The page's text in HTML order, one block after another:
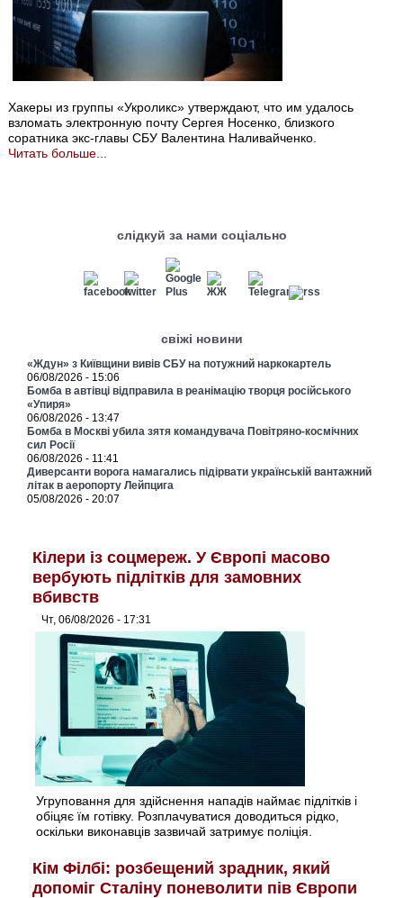
Хакеры из группы «Укроликс» утверждают, что им удалось
взломать электронную почту Сергея Носенко, близкого
соратника экс-главы СБУ Валентина Наливайченко.
Читать больше...
слідкуй за нами соціально
свіжі новини
«Ждун» з Київщини вивів СБУ на потужний наркокартель
06/08/2026 - 15:06
Бомба в автівці відправила в реанімацію творця російського
«Упиря»
06/08/2026 - 13:47
Бомба в Москві убила зятя командувача Повітряно-космічних
сил Росії
06/08/2026 - 11:41
Диверсанти ворога намагались підірвати українській вантажний
літак в аеропорту Лейпцига
05/08/2026 - 20:07
Кілери із соцмереж. У Європі масово
вербують підлітків для замовних
вбивств
Чт, 06/08/2026 - 17:31
Угруповання для здійснення нападів наймає підлітків і
обіцяє їм готівку. Розплачуватися доводиться рідко,
оскільки виконавців зазвичай затримує поліція.
Кім Філбі: розбещений зрадник, який
допоміг Сталіну поневолити пів Європи